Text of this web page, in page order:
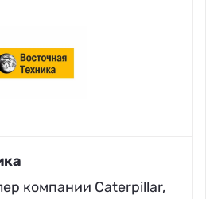
компании Caterpillar,